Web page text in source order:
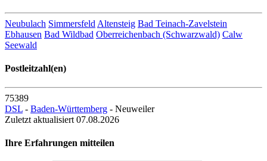
Neubulach Simmersfeld Altensteig Bad Teinach-Zavelstein
Ebhausen Bad Wildbad Oberreichenbach (Schwarzwald) Calw
Seewald
Postleitzahl(en)
75389
DSL - Baden-Württemberg - Neuweiler
Zuletzt aktualisiert 07.08.2026
Ihre Erfahrungen mitteilen